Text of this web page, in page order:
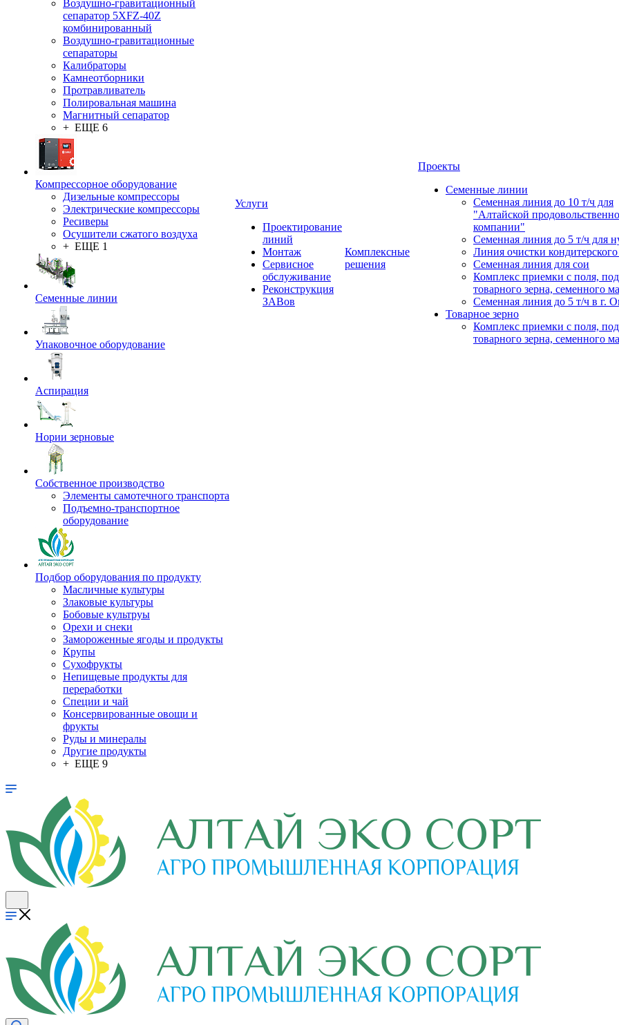
Воздушно-гравитационный
сепаратор 5XFZ-40Z
комбинированный
Воздушно-гравитационные
сепараторы
Калибраторы
Камнеотборники
Протравливатель
Полировальная машина
Магнитный сепаратор
+ ЕЩЕ 6
Компрессорное оборудование
Дизельные компрессоры
Электрические компрессоры
Ресиверы
Осушители сжатого воздуха
+ ЕЩЕ 1
Семенные линии
Упаковочное оборудование
Аспирация
Нории зерновые
Собственное производство
Элементы самотечного транспорта
Подъемно-транспортное
оборудование
Подбор оборудования по продукту
Масличные культуры
Злаковые культуры
Бобовые культруы
Орехи и снеки
Замороженные ягоды и продукты
Крупы
Сухофрукты
Непищевые продукты для
переработки
Специи и чай
Консервированные овощи и
фрукты
Руды и минералы
Другие продукты
+ ЕЩЕ 9
Услуги
Проектирование
линий
Монтаж
Сервисное
обслуживание
Реконструкция
ЗАВов
Комплексные
решения
Проекты
Семенные линии
Семенная линия до 10 т/ч для
"Алтайской
компании"
Семенная линия до 5 т/ч для
Линия очистки кондитерского
Семенная линия для сои
Комплекс приемки с поля,
товарного зерна, семенного
Семенная линия до 5 т/ч в г.
Товарное зерно
Комплекс приемки с поля,
товарного зерна, семенного